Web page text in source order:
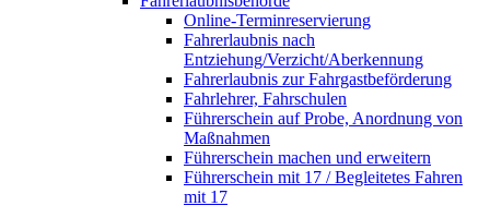
Online-Terminreservierung
Fahrerlaubnis nach
Entziehung/Verzicht/Aberkennung
Fahrerlaubnis zur Fahrgastbeförderung
Fahrlehrer, Fahrschulen
Führerschein auf Probe, Anordnung von
Maßnahmen
Führerschein machen und erweitern
Führerschein mit 17 / Begleitetes Fahren
mit 17